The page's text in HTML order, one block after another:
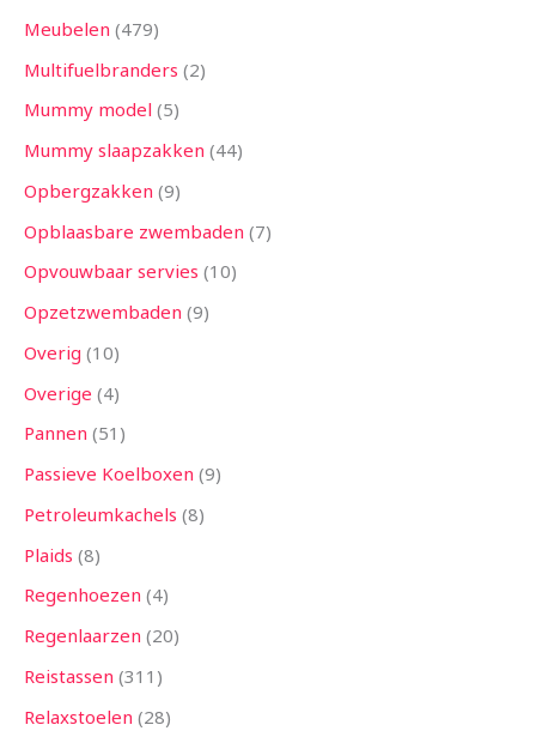
Meubelen 479
Multifuelbranders 2
Mummy model 5
Mummy slaapzakken 44
Opbergzakken 9
Opblaasbare zwembaden 7
Opvouwbaar servies 10
Opzetzwembaden 9
Overig 10
Overige 4
Pannen 51
Passieve Koelboxen 9
Petroleumkachels 8
Plaids 8
Regenhoezen 4
Regenlaarzen 20
Reistassen 311
Relaxstoelen 28